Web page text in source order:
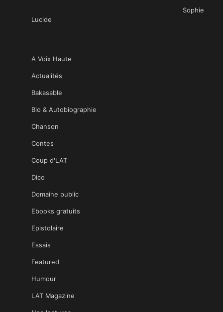
Sophie
Lucide
A Voix Haute
Actualités
Bakasable
Bio & Autobiographie
Chanson
Contes
Coup d'LAT
Dico
Domaine public
Ebooks gratuits
Epistolaire
Essais
Featured
Humour
LAT Magazine